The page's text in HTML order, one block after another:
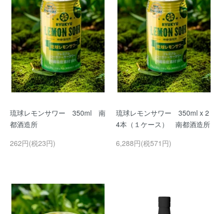
琉球レモンサワー 350ml 南
都酒造所
262円(税23円)
琉球レモンサワー 350ml x 2
4本（１ケース） 南都酒造所
6,288円(税571円)